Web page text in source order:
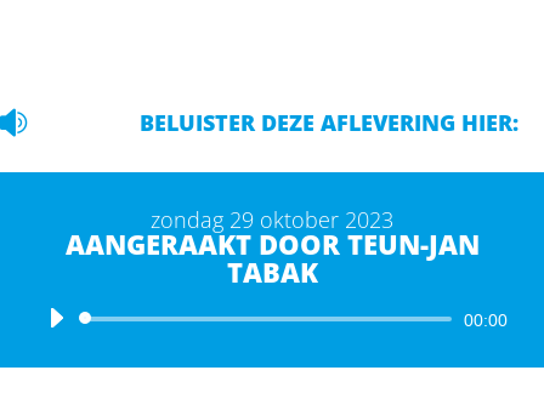
 BELUISTER DEZE AFLEVERING HIER:
zondag 29 oktober 2023
AANGERAAKT DOOR TEUN-JAN
TABAK
Audiospeler 00:00